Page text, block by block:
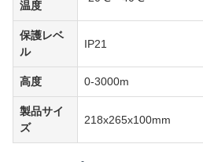
温度
保護レベ
ル
IP21
高度 0-3000m
製品サイ
ズ
218x265x100mm